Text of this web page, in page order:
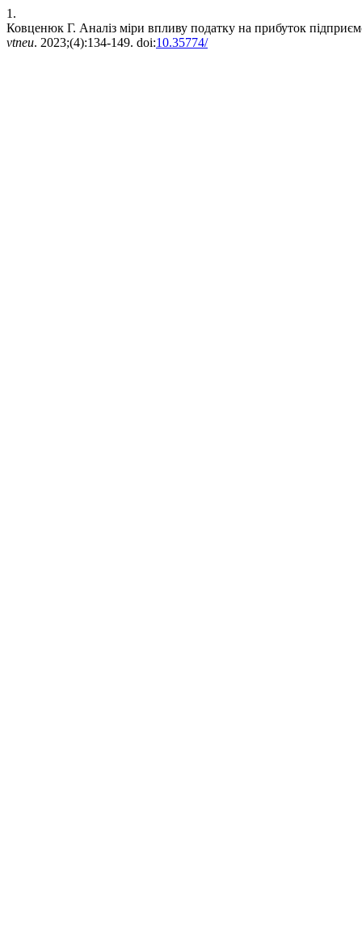
1.
Ковценюк Г. Аналіз міри впливу податку на прибуток
vtneu. 2023;(4):134-149. doi:10.35774/